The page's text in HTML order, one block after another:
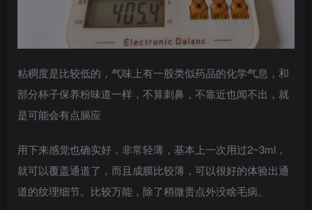
粘稠度是比较低的，气味上有一股类似药品的化学气息，和
部分杯子保养粉味道一样，不算刺鼻，不靠近也闻不出，就
是可能会有点膈应
用下来感觉也确实好，非常轻薄，基本上一次用过2~3ml，
就可以覆盖通道了，而且成膜比较薄，可以很好的体验出通
道的纹理细节。比较万能，除了稍微贵点外没啥毛病。